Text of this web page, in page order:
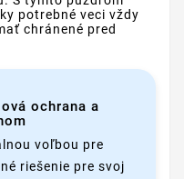
potrebné veci vždy
chránené pred
ochrana a
voľbou pre
riešenie pre svoj